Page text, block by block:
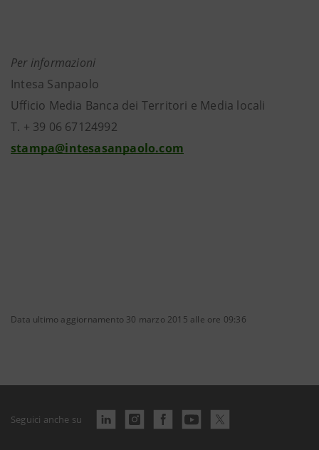
Per informazioni
Intesa Sanpaolo
Ufficio Media Banca dei Territori e Media locali
T. + 39 06 67124992
stampa@intesasanpaolo.com
Data ultimo aggiornamento 30 marzo 2015 alle ore 09:36
Seguici anche su